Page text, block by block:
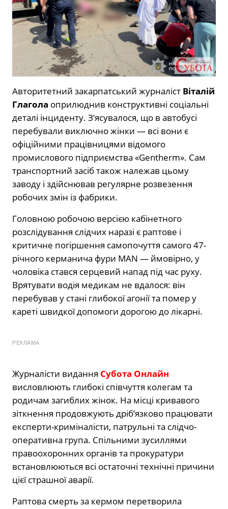
Авторитетний закарпатський журналіст Віталій
Глагола оприлюднив конструктивні соціальні
деталі інциденту. З’ясувалося, що в автобусі
перебували виключно жінки — всі вони є
офіційними працівницями відомого
промислового підприємства «Gentherm». Сам
транспортний засіб також належав цьому
заводу і здійснював регулярне розвезення
робочих змін із фабрики.
Головною робочою версією кабінетного
розслідування слідчих наразі є раптове і
критичне погіршення самопочуття самого 47-
річного керманича фури MAN — ймовірно, у
чоловіка стався серцевий напад під час руху.
Врятувати водія медикам не вдалося: він
перебував у стані глибокої агонії та помер у
кареті швидкої допомоги дорогою до лікарні.
РЕКЛАМА
Журналісти видання Субота Онлайн
висловлюють глибокі співчуття колегам та
родичам загиблих жінок. На місці кривавого
зіткнення продовжують дріб’язково працювати
експерти-криміналісти, патрульні та слідчо-
оперативна група. Спільними зусиллями
правоохоронних органів та прокуратури
встановлюються всі остаточні технічні причини
цієї страшної аварії.
Раптова смерть за кермом перетворила